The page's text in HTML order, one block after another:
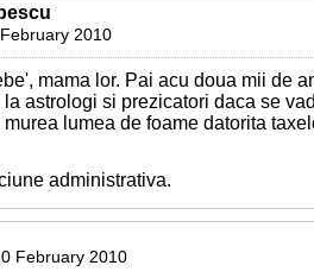
2010
mama lor. Pai acu doua mii de
astrologi si prezicatori daca se
lumea de foame datorita
administrativa.
February 2010